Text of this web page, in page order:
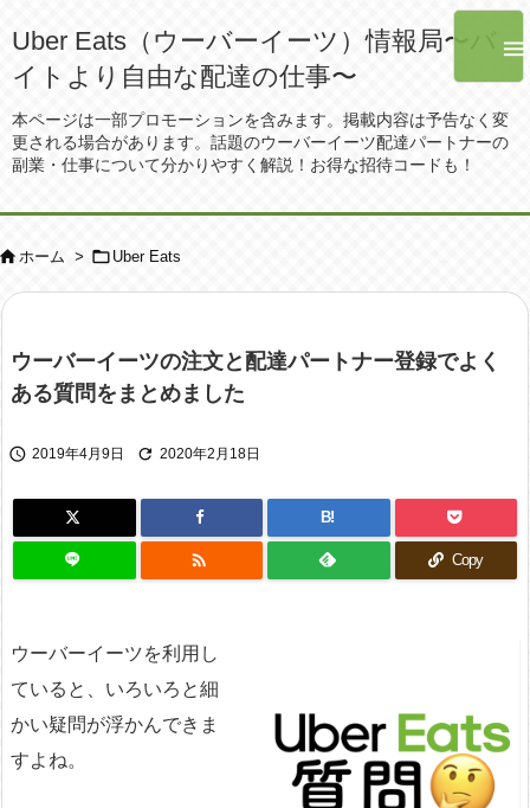
Uber Eats（ウーバーイーツ）情報局〜バ
イトより自由な配達の仕事〜
本ページは一部プロモーションを含みます。掲載内容は予告なく変
更される場合があります。話題のウーバーイーツ配達パートナーの
副業・仕事について分かりやすく解説！お得な招待コードも！

ホーム >  Uber Eats
ウーバーイーツの注文と配達パートナー登録でよく
ある質問をまとめました
 2019年4月9日  2020年2月18日
B!
 Copy
ウーバーイーツを利用し
ていると、いろいろと細
かい疑問が浮かんできま
すよね。